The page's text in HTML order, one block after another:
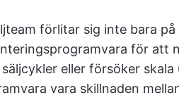
förlitar sig inte bara
för att
eller försöker
vara skillnaden